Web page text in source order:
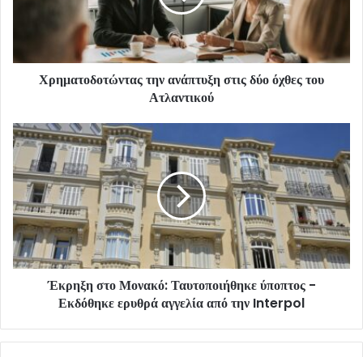
Χρηματοδοτώντας την ανάπτυξη στις δύο όχθες του
Ατλαντικού
Έκρηξη στο Μονακό: Ταυτοποιήθηκε ύποπτος -
Εκδόθηκε ερυθρά αγγελία από την Interpol